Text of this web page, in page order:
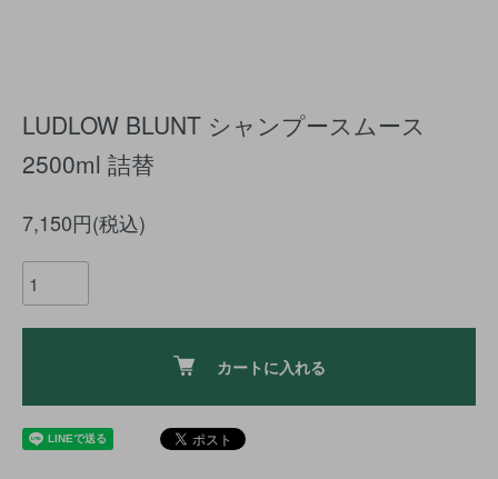
LUDLOW BLUNT シャンプースムース
2500ml 詰替
7,150円(税込)
カートに入れる